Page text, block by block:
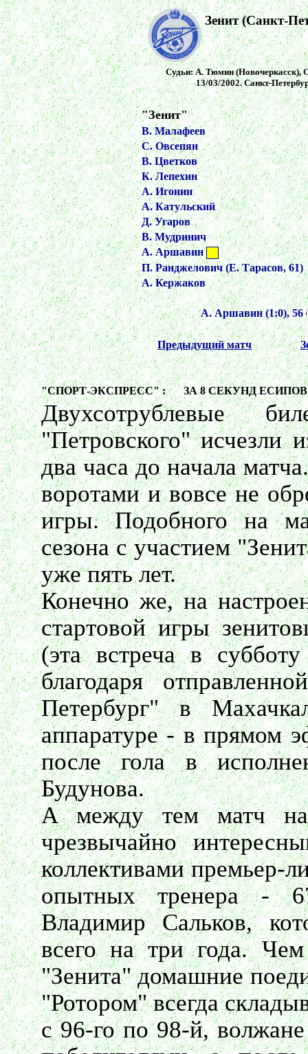
Зенит (Санкт-
Судьи: А. Тюмин (Новочеркасск),
13/03/2002. Санкт-
"Зенит"
В. Малафеев
С. Овсепян
В. Цветков
К. Лепехин
А. Игонин
А. Катульский
Д. Угаров
В. Мудринич
А. Аршавин
П. Ранджелович (Е. Тарасов, 61)
А. Кержаков
А. Аршавин (1:0), 56
Предыдущий матч
"СПОРТ-ЭКСПРЕСС" : ЗА 8 СЕКУНД ЕСИПОВ
Двухсотрублевые
"Петровского" исчезли
два часа до начала
воротами и вовсе не
игры. Подобного на
сезона с участием
уже пять лет.
Конечно же, на
стартовой игры
(эта встреча в
благодаря
Петербург" в
аппаратуре - в прямом
после гола в
Будунова.
А между тем матч на
чрезвычайно
коллективами премьер-
опытных тренера -
Владимир Сальков,
всего на три года.
"Зенита" домашние
"Ротором" всегда
с 96-го по 98-й,